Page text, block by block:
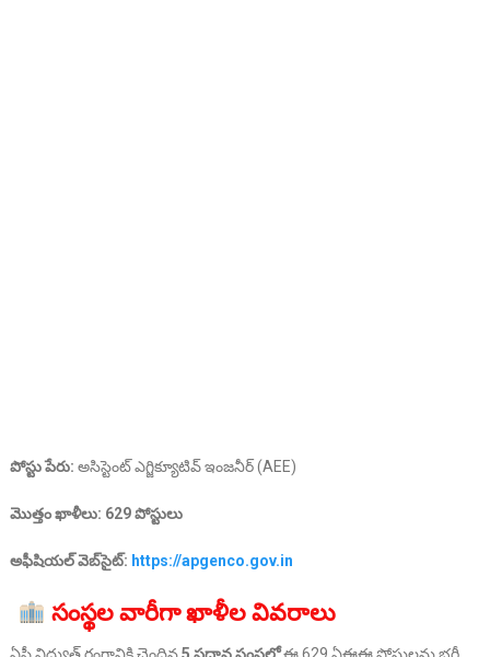
పోస్టు పేరు: అసిస్టెంట్ ఎగ్జిక్యూటివ్ ఇంజనీర్ (AEE)
మొత్తం ఖాళీలు: 629 పోస్టులు
అఫీషియల్ వెబ్‌సైట్: https://apgenco.gov.in
సంస్థల వారీగా ఖాళీల వివరాలు